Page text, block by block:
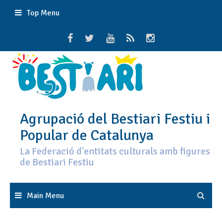
Top Menu
Agrupació del Bestiari Festiu i
Popular de Catalunya
La Federació d'entitats culturals amb figures
de Bestiari Festiu
Main Menu